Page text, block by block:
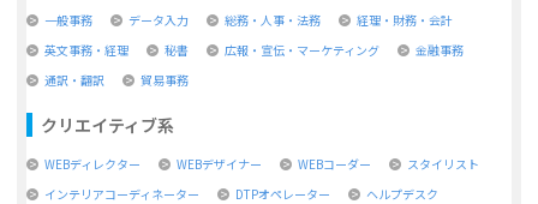
一般事務 データ入力 総務・人事・法務
経理・財務・会計
英文事務・経理
秘書 広報・宣伝・マーケティング
金融事務
通訳・翻訳
貿易事務
クリエイティブ系
WEBディレクター WEBデザイナー WEBコーダー
スタイリスト
インテリアコーディネーター
DTPオペレーター ヘルプデスク